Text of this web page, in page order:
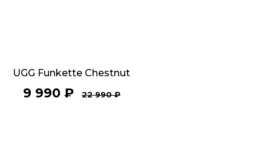
UGG Funkette Chestnut
9 990₽ 22 990₽